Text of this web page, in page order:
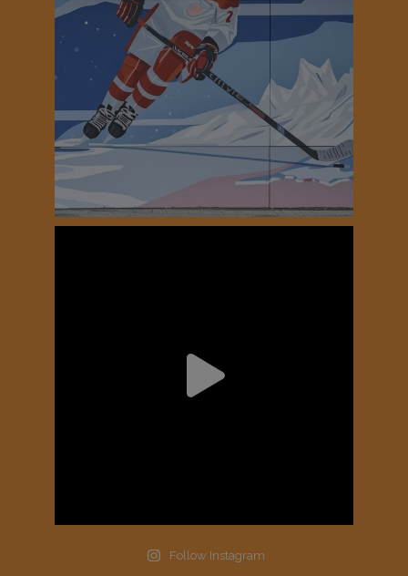
Follow Instagram